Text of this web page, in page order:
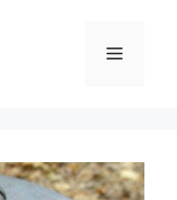
Меню